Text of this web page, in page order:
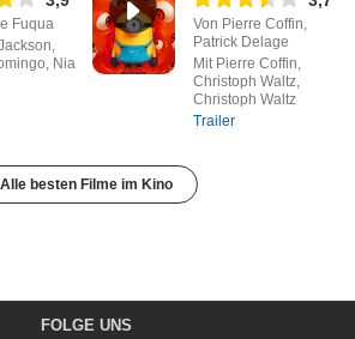
Fuqua
Nia
Von Pierre Coffin,
Patrick Delage
Mit Pierre Coffin,
Christoph Waltz,
Christoph Waltz
Trailer
Alle besten Filme im Kino
FOLGE UNS